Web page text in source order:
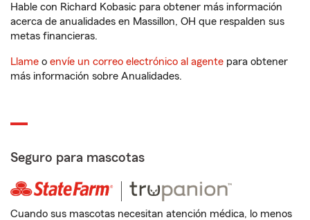
Hable con Richard Kobasic para obtener más información
acerca de anualidades en Massillon, OH que respalden sus
metas financieras.
Llame o envíe un correo electrónico al agente para obtener
más información sobre Anualidades.
Seguro para mascotas
Cuando sus mascotas necesitan atención médica, lo menos